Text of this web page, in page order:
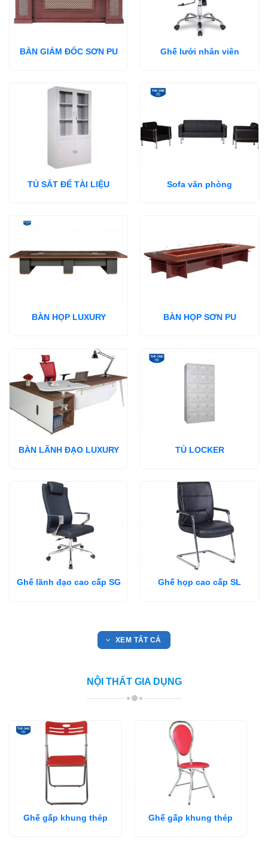
BÀN GIÁM ĐỐC SƠN PU Ghế lưới nhân viên
TỦ SẮT ĐỂ TÀI LIỆU Sofa văn phòng
BÀN HỌP LUXURY BÀN HỌP SƠN PU
BÀN LÃNH ĐẠO LUXURY TỦ LOCKER
Ghế lãnh đạo cao cấp SG Ghế họp cao cấp SL
XEM TẤT CẢ
NỘI THẤT GIA DỤNG
Ghế gấp khung thép Ghế gấp khung thép